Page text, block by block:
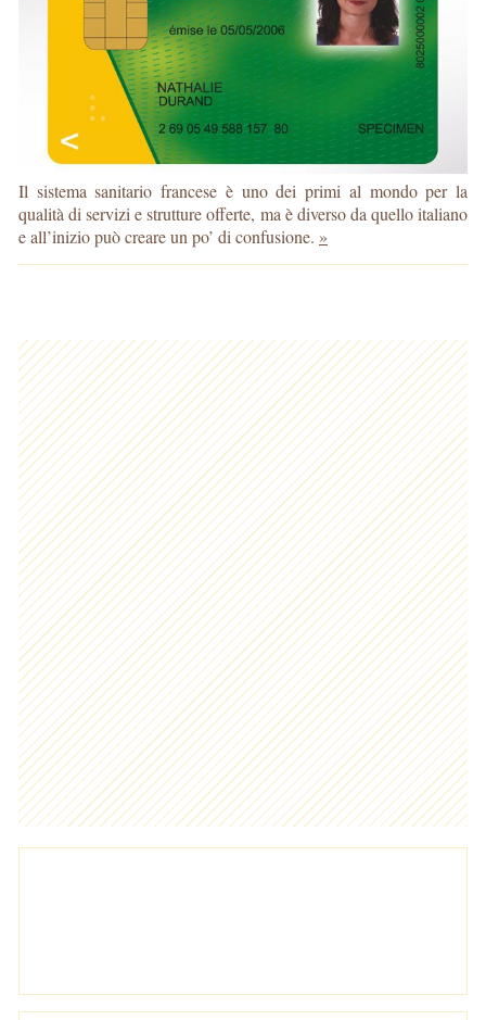
Il sistema sanitario francese è uno dei primi al mondo per la
qualità di servizi e strutture offerte, ma è diverso da quello italiano
e all’inizio può creare un po’ di confusione. »